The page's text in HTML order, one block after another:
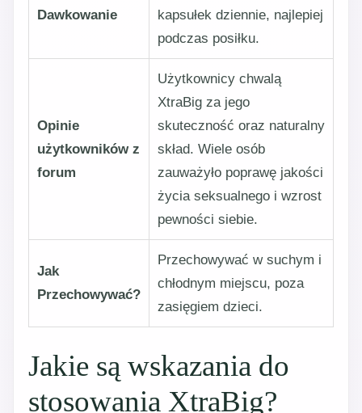
Dawkowanie
kapsułek dziennie, najlepiej
podczas posiłku.
Opinie
użytkowników z
forum
Użytkownicy chwalą
XtraBig za jego
skuteczność oraz naturalny
skład. Wiele osób
zauważyło poprawę jakości
życia seksualnego i wzrost
pewności siebie.
Jak
Przechowywać?
Przechowywać w suchym i
chłodnym miejscu, poza
zasięgiem dzieci.
Jakie są wskazania do
stosowania XtraBig?